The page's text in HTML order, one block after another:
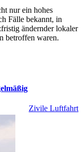
nur ein hohes
Fälle bekannt, in
ändernder lokaler
betroffen waren.
Zivile Luftfahrt